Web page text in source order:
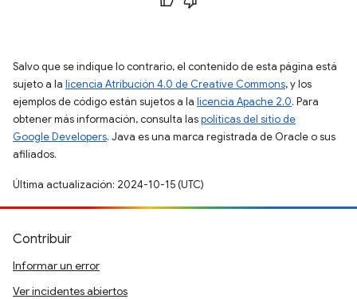
Salvo que se indique lo contrario, el contenido de esta página está
sujeto a la licencia Atribución 4.0 de Creative Commons, y los
ejemplos de código están sujetos a la licencia Apache 2.0. Para
obtener más información, consulta laspolíticas del sitio de
Google Developers. Java es una marca registrada de Oracle o sus
afiliados.
Última actualización: 2024-10-15 (UTC)
Contribuir
Informar un error
Ver incidentes abiertos